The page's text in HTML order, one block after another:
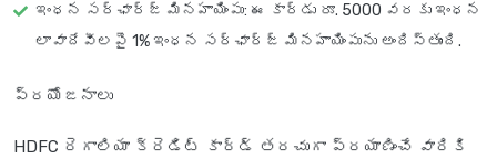
ఇంధన సర్‌ఛార్జ్ మినహాయింపు: ఈ కార్డు రూ. 5000 వరకు ఇంధన
లావాదేవీలపై 1% ఇంధన సర్‌ఛార్జ్ మినహాయింపును అందిస్తుంది.
ప్రయోజనాలు
HDFC రెగాలియా క్రెడిట్ కార్డ్ తరచుగా ప్రయాణించే వారికి